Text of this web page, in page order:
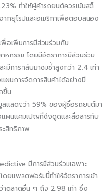
ทำให้ผู้ค้ารถยนต์ควรเน้นสต็
ากยุโรปและอเมริกาเพื่อตอบสนอง
พื่อเพิ่มการมีส่วนร่วมกับ
กรรม โดยมีอัตราการมีส่วนร่วม
มีการกลับมาชมซ้ำสูงกว่า 2.4 เท่า
ผนการจัดการสินค้าได้อย่างมี
ขึ้น
ลแสดงว่า 59% ของผู้ซื้อรถยนต์มา
แผนแคมเปญที่ดึงดูดและสื่อสารกับ
สิทธิภาพ
มีการมีส่วนร่วมเฉพาะ
ยแพลตฟอร์มนี้ทำให้อัตราการเข้า
าตลาดอื่น ๆ ถึง 2.98 เท่า ซึ่ง